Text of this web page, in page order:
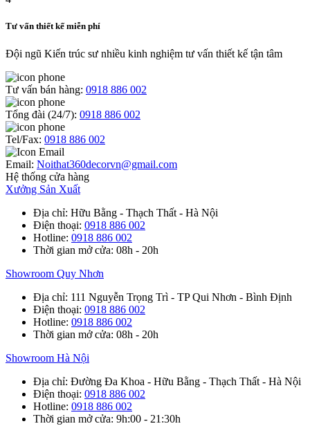
Tư vấn thiết kế miễn phí
Đội ngũ Kiến trúc sư nhiều kinh nghiệm tư vấn thiết kế tận tâm
Tư vấn bán hàng: 0918 886 002
Tổng đài (24/7): 0918 886 002
Tel/Fax: 0918 886 002
Email: Noithat360decorvn@gmail.com
Hệ thống cửa hàng
Xưởng Sản Xuất
Địa chỉ: Hữu Bằng - Thạch Thất - Hà Nội
Điện thoại: 0918 886 002
Hotline: 0918 886 002
Thời gian mở cửa: 08h - 20h
Showroom Quy Nhơn
Địa chỉ: 111 Nguyễn Trọng Trì - TP Qui Nhơn - Bình Định
Điện thoại: 0918 886 002
Hotline: 0918 886 002
Thời gian mở cửa: 08h - 20h
Showroom Hà Nội
Địa chỉ: Đường Đa Khoa - Hữu Bằng - Thạch Thất - Hà Nội
Điện thoại: 0918 886 002
Hotline: 0918 886 002
Thời gian mở cửa: 9h:00 - 21:30h